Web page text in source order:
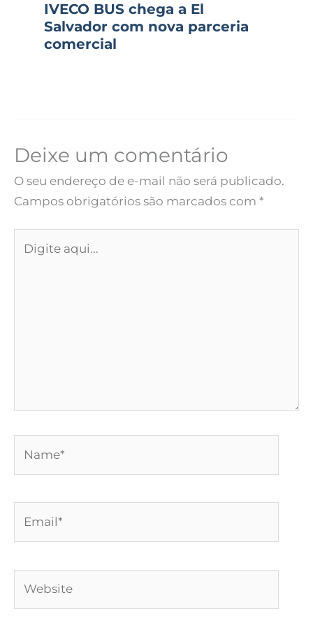
IVECO BUS chega a El
Salvador com nova parceria
comercial
Deixe um comentário
O seu endereço de e-mail não será publicado.
Campos obrigatórios são marcados com *
aqui...